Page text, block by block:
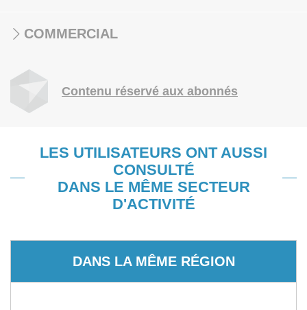
COMMERCIAL
Contenu réservé aux abonnés
LES UTILISATEURS ONT AUSSI
CONSULTÉ
DANS LE MÊME SECTEUR
D'ACTIVITÉ
DANS LA MÊME RÉGION